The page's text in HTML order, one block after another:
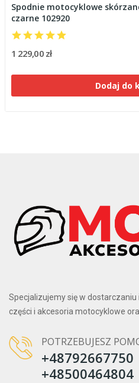
Spodnie motocyklowe
czarne 102920
1 229,00 zł
Dodaj do
Specjalizujemy się w
części i akcesoria motocyklowe
POTRZEBUJESZ
+48792667750
+48500464804